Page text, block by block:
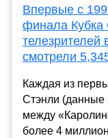
Впервые с
финала Кубка
смотрели
Каждая из
Стэнли
между
более 4